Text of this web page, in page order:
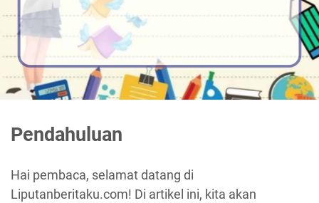
Pendahuluan
Hai pembaca, selamat datang di
Liputanberitaku.com! Di artikel ini, kita akan